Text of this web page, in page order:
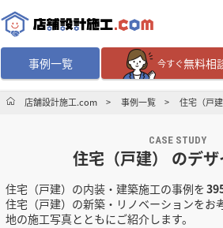
事例一覧 今すぐ無料相
無料相談
デザイン設計・施工 業者を探す
店舗・商業施設の施工事例を探す
店舗設計施工.com 事例一覧 住宅（戸
CASE STUDY
住宅（戸建） のデ
住宅（戸建）の内装・建築施工の事例を
住宅（戸建）の新築・リノベーションをお
地の施工写真とともにご紹介します。